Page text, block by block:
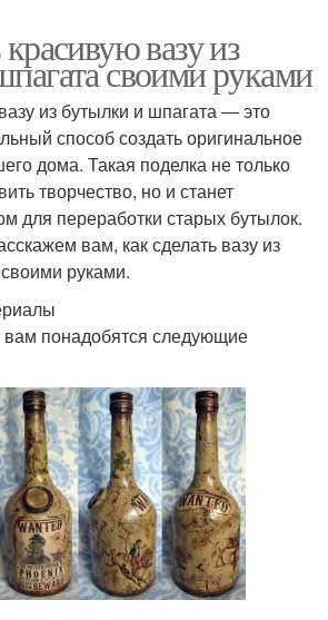
вазу из
своими руками
из бутылки и шпагата — это
способ создать оригинальное
дома. Такая поделка не только
творчество, но и станет
для переработки старых бутылок.
вам, как сделать вазу из
руками.
понадобятся следующие